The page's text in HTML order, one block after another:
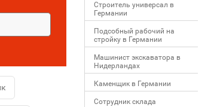
Строитель универсал в
Германии
Подсобный рабочий на
стройку в Германии
Машинист экскаватора в
Нидерландах
Каменщик в Германии
Сотрудник склада